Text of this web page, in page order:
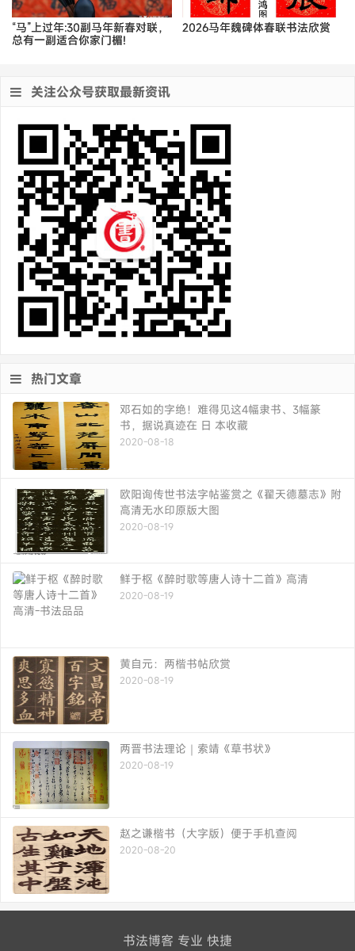
“马”上过年:30副马年新春对联，
总有一副适合你家门楣!
2026马年魏碑体春联书法欣赏
关注公众号获取最新资讯
热门文章
邓石如的字绝！难得见这4幅隶书、3幅篆
书，据说真迹在 日 本收藏
2020-08-18
欧阳询传世书法字帖鉴赏之《翟天德墓志》附
高清无水印原版大图
2020-08-19
鲜于枢《醉时歌等唐人诗十二首》高清
2020-08-19
黄自元：两楷书帖欣赏
2020-08-19
两晋书法理论｜索靖《草书状》
2020-08-19
赵之谦楷书（大字版）便于手机查阅
2020-08-20
书法博客 专业 快捷